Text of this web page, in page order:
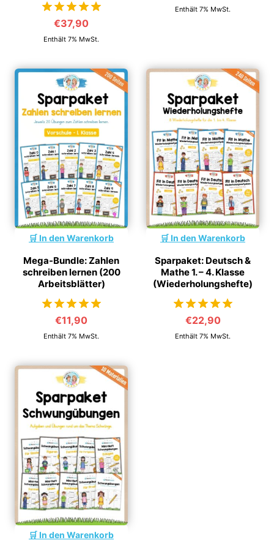
von 5
€37,90
Enthält 7% MwSt.
Enthält 7% MwSt.
In den Warenkorb
Mega-Bundle: Zahlen
schreiben lernen (200
Arbeitsblätter)
von 5
€11,90
Enthält 7% MwSt.
In den Warenkorb
Sparpaket: Deutsch &
Mathe 1. – 4. Klasse
(Wiederholungshefte)
von 5
€22,90
Enthält 7% MwSt.
In den Warenkorb